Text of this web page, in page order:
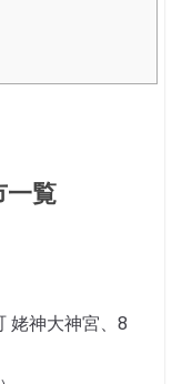
一覧
姥神大神宮、8